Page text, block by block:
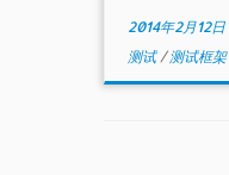
2014年2月12日
测试/测试框架